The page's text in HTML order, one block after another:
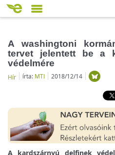
A washingtoni
tervet jelentett be a
védelmére
Hír írta: MTI 2018/12/14
A kardszárnyú delfinek